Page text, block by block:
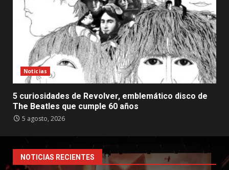
Noticias
5 curiosidades de Revolver, emblemático disco de
The Beatles que cumple 60 años
5 agosto, 2026
NOTICIAS RECIENTES